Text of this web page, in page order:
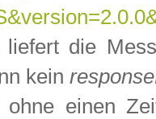
liefert die
kein
ohne einen